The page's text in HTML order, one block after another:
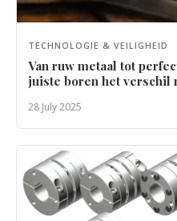
TECHNOLOGIE & VEILIGHEID
Van ruw metaal tot
juiste boren het verschil
28 July 2025